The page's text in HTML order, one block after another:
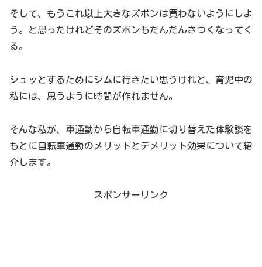
そして、もうこれ以上大きなズボンは買わないようにしよ
う。と思ったけれどそのズボンもだんだんきつくなってく
る。
シュッとするためにジムに行きたい思うけれど、育児中の
私には、思うように時間が作れません。
そんな私が、車通勤から自転車通勤に切り替えた体験談を
もとに自転車通勤のメリットとデメリット効果について紹
介します。
スポンサーリンク